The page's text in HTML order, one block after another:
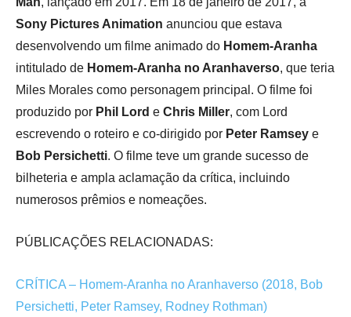
Sony Pictures Animation anunciou que estava
desenvolvendo um filme animado do Homem-Aranha
intitulado de Homem-Aranha no Aranhaverso, que teria
Miles Morales como personagem principal. O filme foi
produzido por Phil Lord e Chris Miller, com Lord
escrevendo o roteiro e co-dirigido por Peter Ramsey e
Bob Persichetti. O filme teve um grande sucesso de
bilheteria e ampla aclamação da crítica, incluindo
numerosos prêmios e nomeações.
PÚBLICAÇÕES RELACIONADAS:
CRÍTICA – Homem-Aranha no Aranhaverso (2018, Bob
Persichetti, Peter Ramsey, Rodney Rothman)